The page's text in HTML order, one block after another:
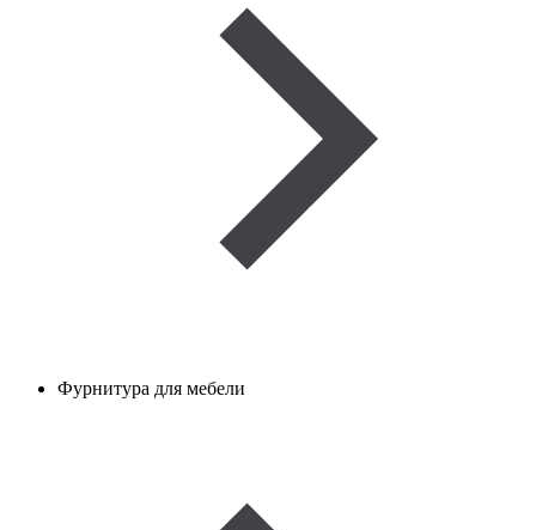
Фурнитура для мебели